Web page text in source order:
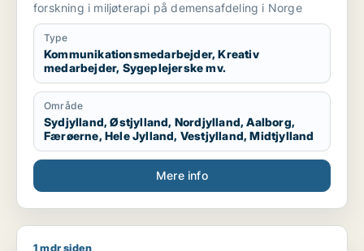
forskning i miljøterapi på demensafdeling i Norge
Type
Kommunikationsmedarbejder, Kreativ
medarbejder, Sygeplejerske mv.
Område
Sydjylland, Østjylland, Nordjylland, Aalborg,
Færøerne, Hele Jylland, Vestjylland, Midtjylland
Mere info
1 mdr siden